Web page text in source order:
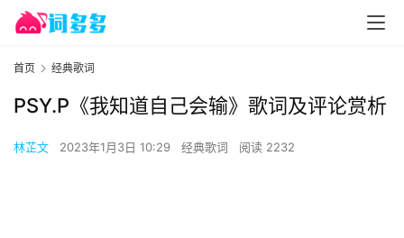
首页 经典歌词
PSY.P《我知道自己会输》歌词及评论赏析
林芷文 2023年1月3日 10:29 经典歌词 阅读 2232